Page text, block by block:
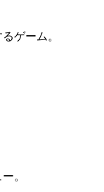
ゲーム。
。